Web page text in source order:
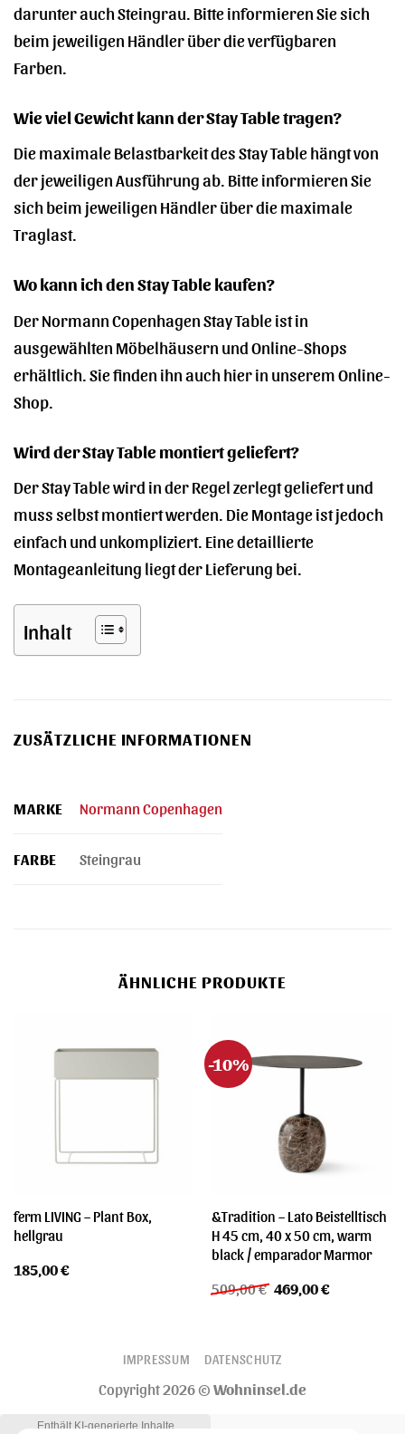
darunter auch Steingrau. Bitte informieren Sie sich
beim jeweiligen Händler über die verfügbaren
Farben.
Wie viel Gewicht kann der Stay Table tragen?
Die maximale Belastbarkeit des Stay Table hängt von
der jeweiligen Ausführung ab. Bitte informieren Sie
sich beim jeweiligen Händler über die maximale
Traglast.
Wo kann ich den Stay Table kaufen?
Der Normann Copenhagen Stay Table ist in
ausgewählten Möbelhäusern und Online-Shops
erhältlich. Sie finden ihn auch hier in unserem Online-
Shop.
Wird der Stay Table montiert geliefert?
Der Stay Table wird in der Regel zerlegt geliefert und
muss selbst montiert werden. Die Montage ist jedoch
einfach und unkompliziert. Eine detaillierte
Montageanleitung liegt der Lieferung bei.
Inhalt
ZUSÄTZLICHE INFORMATIONEN
MARKE Normann Copenhagen
FARBE Steingrau
ÄHNLICHE PRODUKTE
ferm LIVING – Plant Box,
hellgrau
185,00€
-10%
&Tradition – Lato Beistelltisch
H 45 cm, 40 x 50 cm, warm
black / emparador Marmor
509,00€ Ursprünglicher
Preis
469,00€Aktueller
IMPRESSUM DATENSCHUTZ
Copyright 2026 ©Wohninsel.de